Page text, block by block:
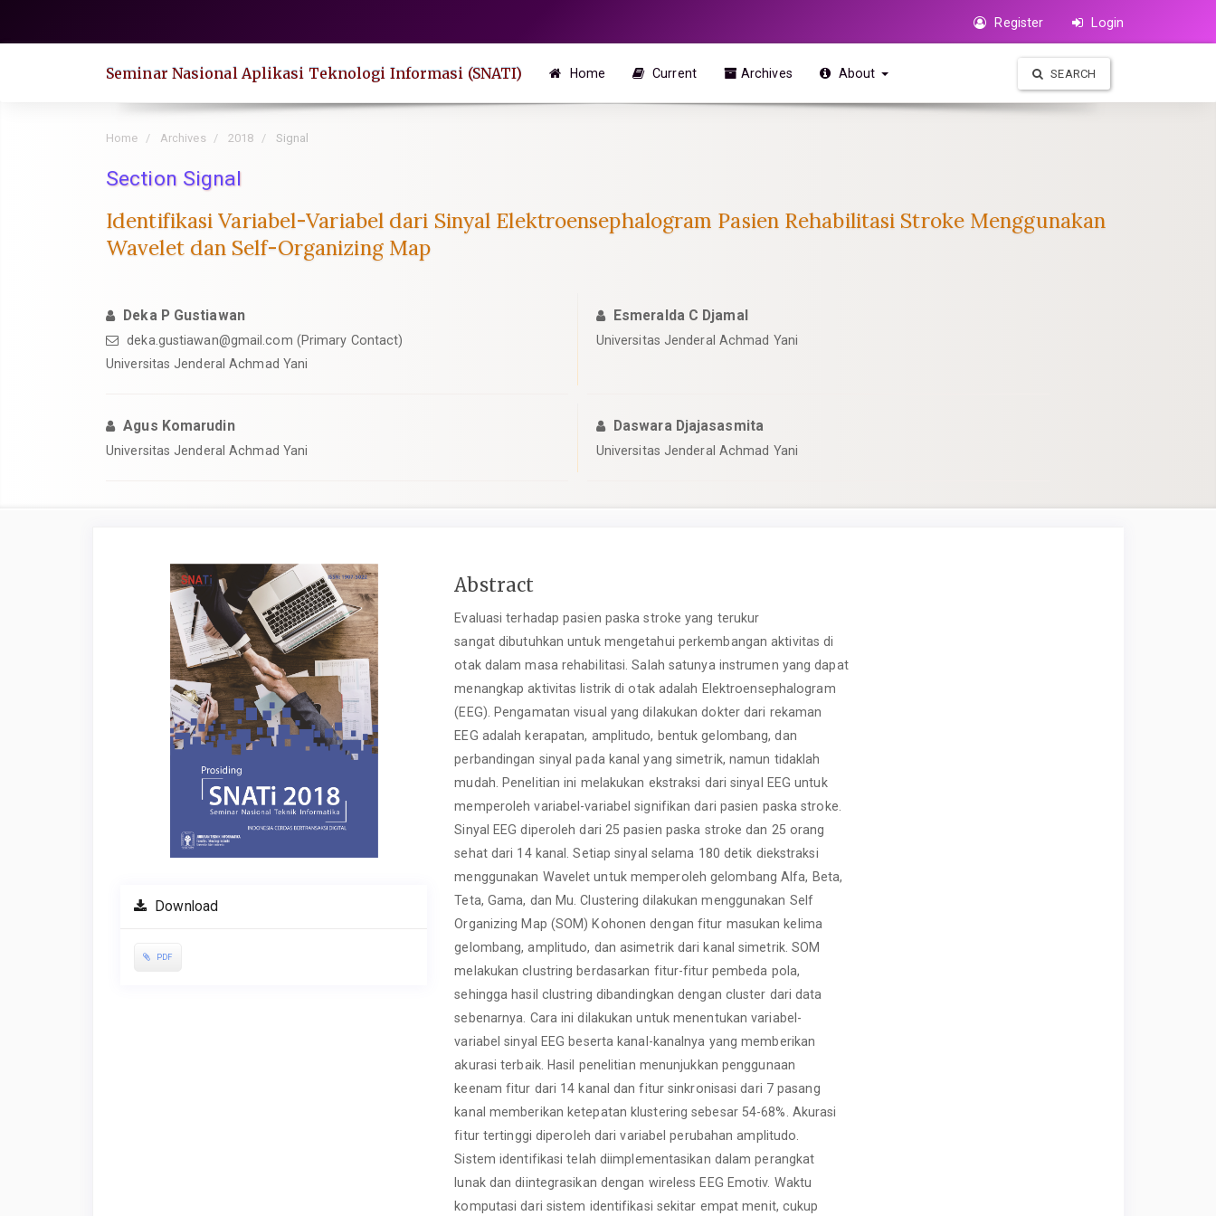
Register Login
Seminar Nasional Aplikasi Teknologi Informasi (SNATI) Home Current Archives About SEARCH
Home Archives 2018 Signal
Section Signal
Identifikasi Variabel-Variabel dari Sinyal Elektroensephalogram Pasien Rehabilitasi Stroke Menggunakan
Wavelet dan Self-Organizing Map
Deka P Gustiawan
deka.gustiawan@gmail.com (Primary Contact)
Universitas Jenderal Achmad Yani
Esmeralda C Djamal
Universitas Jenderal Achmad Yani
Agus Komarudin
Universitas Jenderal Achmad Yani
Daswara Djajasasmita
Universitas Jenderal Achmad Yani
Article
Sidebar
Download
PDF
Main
Content
Abstract
Evaluasi terhadap pasien paska stroke yang terukur
sangat dibutuhkan untuk mengetahui perkembangan aktivitas di
otak dalam masa rehabilitasi. Salah satunya instrumen yang dapat
menangkap aktivitas listrik di otak adalah Elektroensephalogram
(EEG). Pengamatan visual yang dilakukan dokter dari rekaman
EEG adalah kerapatan, amplitudo, bentuk gelombang, dan
perbandingan sinyal pada kanal yang simetrik, namun tidaklah
mudah. Penelitian ini melakukan ekstraksi dari sinyal EEG untuk
memperoleh variabel-variabel signifikan dari pasien paska stroke.
Sinyal EEG diperoleh dari 25 pasien paska stroke dan 25 orang
sehat dari 14 kanal. Setiap sinyal selama 180 detik diekstraksi
menggunakan Wavelet untuk memperoleh gelombang Alfa, Beta,
Teta, Gama, dan Mu. Clustering dilakukan menggunakan Self
Organizing Map (SOM) Kohonen dengan fitur masukan kelima
gelombang, amplitudo, dan asimetrik dari kanal simetrik. SOM
melakukan clustring berdasarkan fitur-fitur pembeda pola,
sehingga hasil clustring dibandingkan dengan cluster dari data
sebenarnya. Cara ini dilakukan untuk menentukan variabel-
variabel sinyal EEG beserta kanal-kanalnya yang memberikan
akurasi terbaik. Hasil penelitian menunjukkan penggunaan
keenam fitur dari 14 kanal dan fitur sinkronisasi dari 7 pasang
kanal memberikan ketepatan klustering sebesar 54-68%. Akurasi
fitur tertinggi diperoleh dari variabel perubahan amplitudo.
Sistem identifikasi telah diimplementasikan dalam perangkat
lunak dan diintegrasikan dengan wireless EEG Emotiv. Waktu
komputasi dari sistem identifikasi sekitar empat menit, cukup